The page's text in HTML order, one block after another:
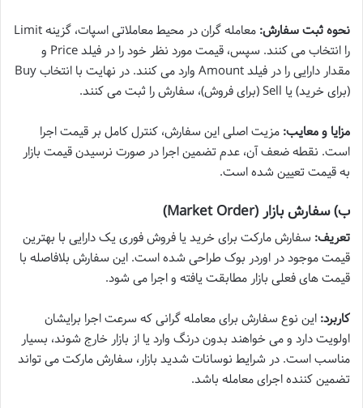
نحوه ثبت سفارش:
معامله گران در محیط معاملاتی اسپات، گزینه Limit
را انتخاب می کنند. سپس، قیمت مورد نظر خود را در فیلد Price و
مقدار دارایی را در فیلد Amount وارد می کنند. در نهایت با انتخاب Buy
(برای خرید) یا Sell (برای فروش)، سفارش را ثبت می کنند.
مزایا و معایب: مزیت اصلی این سفارش، کنترل کامل بر قیمت اجرا
است. نقطه ضعف آن، عدم تضمین اجرا در صورت نرسیدن قیمت بازار
به قیمت تعیین شده است.
ب) سفارش بازار (Market Order)
تعریف: سفارش مارکت برای خرید یا فروش فوری یک دارایی با بهترین
قیمت موجود در اوردر بوک طراحی شده است. این سفارش بلافاصله با
قیمت های فعلی بازار مطابقت یافته و اجرا می شود.
کاربرد: این نوع سفارش برای معامله گرانی که سرعت اجرا برایشان
اولویت دارد و می خواهند بدون درنگ وارد یا از بازار خارج شوند، بسیار
مناسب است. در شرایط نوسانات شدید بازار، سفارش مارکت می تواند
تضمین کننده اجرای معامله باشد.